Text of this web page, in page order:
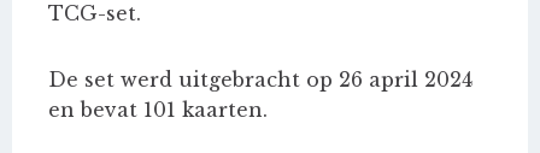
TCG-set.
De set werd uitgebracht op 26 april 2024
en bevat 101 kaarten.